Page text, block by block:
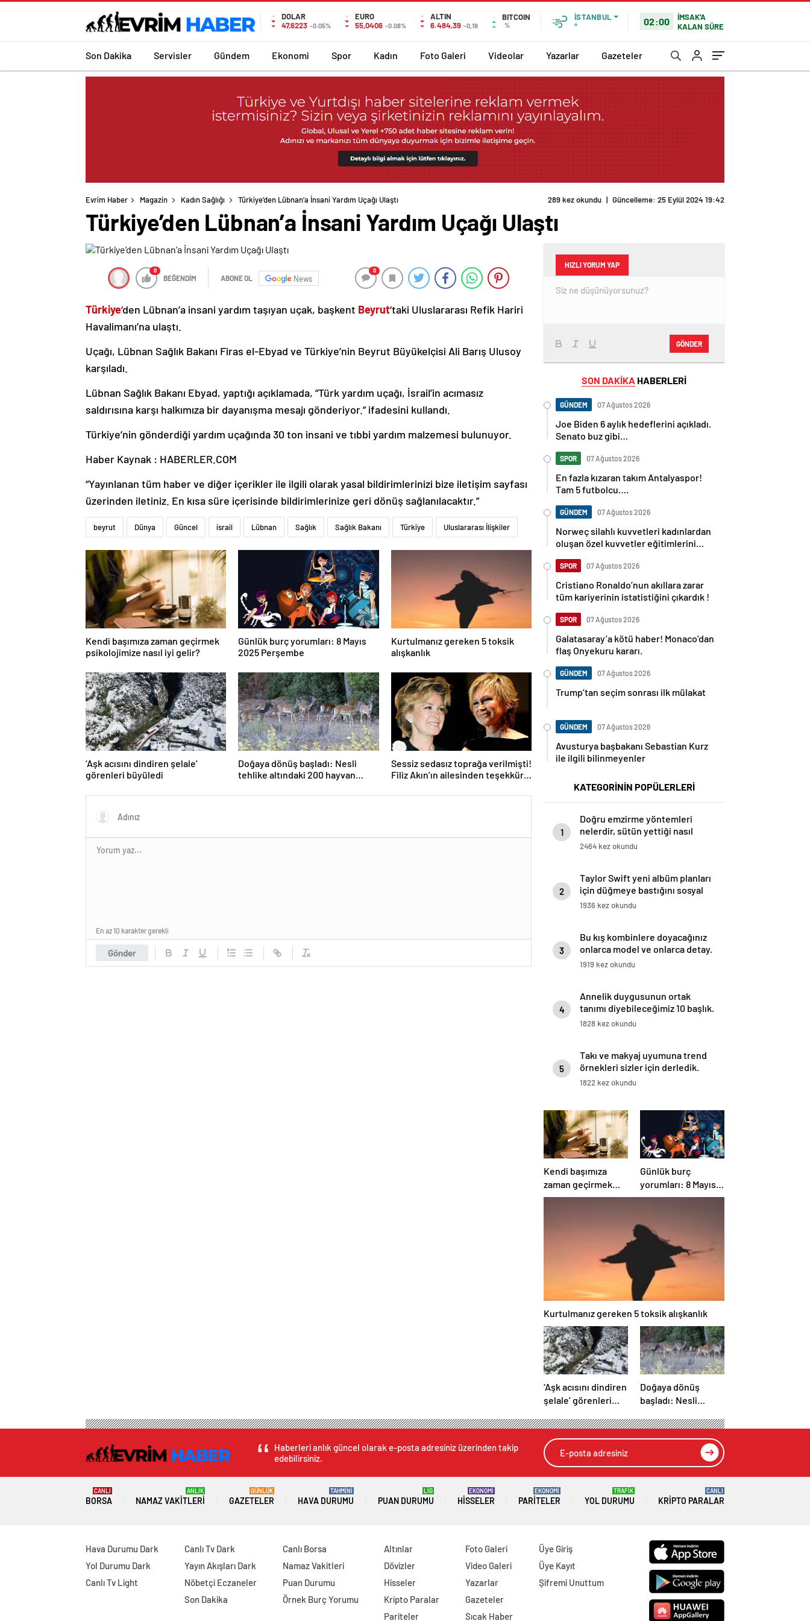
DOLAR
47,6223 -0.05%
EURO
55,0406 -0.08%
ALTIN
6.484,39 -0,18
BITCOIN
%
İSTANBUL
°
02:00
İMSAK'A
KALAN SÜRE
Son Dakika Servisler Gündem Ekonomi Spor Kadın Foto Galeri Videolar Yazarlar Gazeteler
Evrim Haber Magazin Kadın Sağlığı Türkiye’den Lübnan’a İnsani Yardım Uçağı Ulaştı 289 kez okundu | Güncelleme: 25 Eylül 2024 19:42
Türkiye’den Lübnan’a İnsani Yardım Uçağı Ulaştı
0
BEĞENDİM ABONE OL News
0
Türkiye‘den Lübnan’a insani yardım taşıyan uçak, başkent Beyrut‘taki Uluslararası Refik Hariri
Havalimanı’na ulaştı.
Uçağı, Lübnan Sağlık Bakanı Firas el-Ebyad ve Türkiye’nin Beyrut Büyükelçisi Ali Barış Ulusoy
karşıladı.
Lübnan Sağlık Bakanı Ebyad, yaptığı açıklamada, “Türk yardım uçağı, İsrail’in acımasız
saldırısına karşı halkımıza bir dayanışma mesajı gönderiyor.” ifadesini kullandı.
Türkiye’nin gönderdiği yardım uçağında 30 ton insani ve tıbbi yardım malzemesi bulunuyor.
Haber Kaynak : HABERLER.COM
“Yayınlanan tüm haber ve diğer içerikler ile ilgili olarak yasal bildirimlerinizi bize iletişim sayfası
üzerinden iletiniz. En kısa süre içerisinde bildirimlerinize geri dönüş sağlanılacaktır.”
beyrut Dünya Güncel israil Lübnan Sağlık Sağlık Bakanı Türkiye Uluslararası İlişkiler
Kendi başımıza zaman geçirmek
psikolojimize nasıl iyi gelir?
Günlük burç yorumları: 8 Mayıs
2025 Perşembe
Kurtulmanız gereken 5 toksik
alışkanlık
‘Aşk acısını dindiren şelale’
görenleri büyüledi
Doğaya dönüş başladı: Nesli
tehlike altındaki 200 hayvan
Sessiz sedasız toprağa verilmişti!
Filiz Akın’ın ailesinden teşekkür
Gönder
En az 10 karakter gerekli
HIZLI YORUM YAP
GÖNDER
SON DAKİKA HABERLERİ
GÜNDEM 07 Ağustos 2026
Joe Biden 6 aylık hedeflerini açıkladı.
Senato buz gibi…
SPOR 07 Ağustos 2026
En fazla kızaran takım Antalyaspor!
Tam 5 futbolcu….
GÜNDEM 07 Ağustos 2026
Norweç silahlı kuvvetleri kadınlardan
oluşan özel kuvvetler eğitimlerini
SPOR 07 Ağustos 2026
Cristiano Ronaldo’nun akıllara zarar
tüm kariyerinin istatistiğini çıkardık !
SPOR 07 Ağustos 2026
Galatasaray’a kötü haber! Monaco’dan
flaş Onyekuru kararı.
GÜNDEM 07 Ağustos 2026
Trump’tan seçim sonrası ilk mülakat
GÜNDEM 07 Ağustos 2026
Avusturya başbakanı Sebastian Kurz
ile ilgili bilinmeyenler
KATEGORİNİN POPÜLERLERİ
1
Doğru emzirme yöntemleri
nelerdir, sütün yettiği nasıl
anlaşılır?
2464 kez okundu
2
Taylor Swift yeni albüm planları
için düğmeye bastığını sosyal
medyadan duyurdu!
1936 kez okundu
3
Bu kış kombinlere doyacağınız
onlarca model ve onlarca detay.
1919 kez okundu
4
Annelik duygusunun ortak
tanımı diyebileceğimiz 10 başlık.
1828 kez okundu
5
Takı ve makyaj uyumuna trend
örnekleri sizler için derledik.
1822 kez okundu
Kendi başımıza
zaman geçirmek
psikolojimize nasıl
Günlük burç
yorumları: 8 Mayıs
2025 Perşembe
Kurtulmanız gereken 5 toksik alışkanlık
‘Aşk acısını dindiren
şelale’ görenleri
Doğaya dönüş
başladı: Nesli
200 hayvan doğaya
bırakıldı
Haberleri anlık güncel olarak e-posta adresiniz üzerinden takip
edebilirsiniz.
BORSA
CANLI
NAMAZ VAKITLERI
ANLIK
GAZETELER
GÜNLÜK
HAVA DURUMU
TAHMİNİ
PUAN DURUMU
LİG
HISSELER
EKONOMİ
PARITELER
EKONOMİ
YOL DURUMU
TRAFİK
KRIPTO PARALAR
CANLI
Hava Durumu Dark
Yol Durumu Dark
Canlı Tv Light
Canlı Tv Dark
Yayın Akışları Dark
Nöbetçi Eczaneler
Son Dakika
Canlı Borsa
Namaz Vakitleri
Puan Durumu
Örnek Burç Yorumu
Altınlar
Dövizler
Hisseler
Kripto Paralar
Pariteler
Foto Galeri
Video Galeri
Yazarlar
Gazeteler
Sıcak Haber
Üye Giriş
Üye Kayıt
Şifremi Unuttum